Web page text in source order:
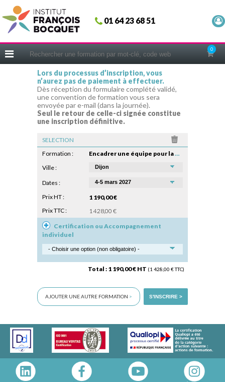
01 64 23 68 51
0
Fermer
ACCUEIL
CERIFICATIONS
INTRAS | SUR-MESURE
COACHING
EN PRATIQUE
CONSEILS MICRO-COACHING
PODCAST
WEBINAIRES
QUESTIONNAIRE GRATUIT
Lors du processus d’inscription, vous
n’aurez pas de paiement à effectuer.
Dès réception du formulaire complété validé,
une convention de formation vous sera
envoyée par e-mail (dans la journée).
Seul le retour de celle-ci signée constitue
une inscription définitive.
Total : 1 190,00 € HT (1 428,00 € TTC)
Formation :
Encadrer une équipe pour la première fois
Ville :
Dates :
Prix HT :
1 190,00 €
Prix TTC :
1 428,00 €
SELECTION
Certification ou Accompagnement
individuel
AJOUTER UNE AUTRE FORMATION > S'INSCRIRE >